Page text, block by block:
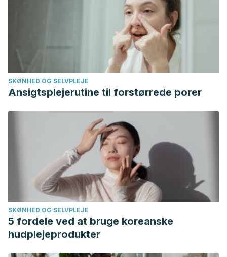
SKØNHED OG SELVPLEJE
Ansigtsplejerutine til forstørrede porer
SKØNHED OG SELVPLEJE
5 fordele ved at bruge koreanske
hudplejeprodukter